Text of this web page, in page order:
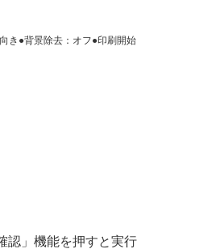
き●背景除去：オフ●印刷開始
認」機能を押すと実行